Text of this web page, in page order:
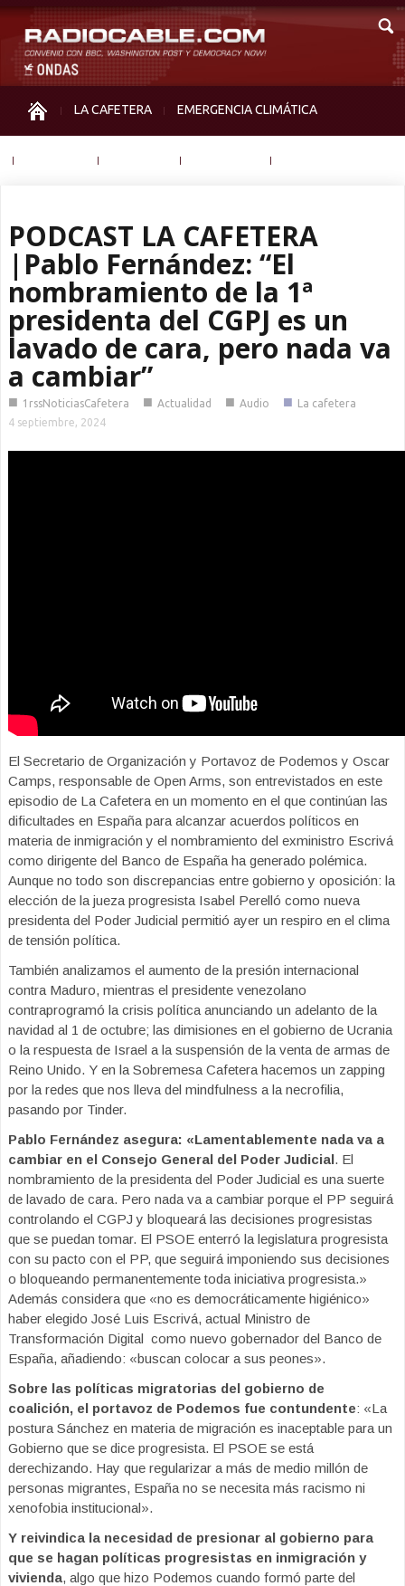
LA CAFETERA EMERGENCIA CLIMÁTICA
PODCAST LA CAFETERA
|Pablo Fernández: “El
nombramiento de la 1ª
presidenta del CGPJ es un
lavado de cara, pero nada va
a cambiar”
■ 1rssNoticiasCafetera ■ Actualidad ■ Audio ■ La cafetera
4 septiembre, 2024
El Secretario de Organización y Portavoz de Podemos y Oscar
Camps, responsable de Open Arms, son entrevistados en este
episodio de La Cafetera en un momento en el que continúan las
dificultades en España para alcanzar acuerdos políticos en
materia de inmigración y el nombramiento del exministro Escrivá
como dirigente del Banco de España ha generado polémica.
Aunque no todo son discrepancias entre gobierno y oposición: la
elección de la jueza progresista Isabel Perelló como nueva
presidenta del Poder Judicial permitió ayer un respiro en el clima
de tensión política.
También analizamos el aumento de la presión internacional
contra Maduro, mientras el presidente venezolano
contraprogramó la crisis política anunciando un adelanto de la
navidad al 1 de octubre; las dimisiones en el gobierno de Ucrania
o la respuesta de Israel a la suspensión de la venta de armas de
Reino Unido. Y en la Sobremesa Cafetera hacemos un zapping
por la redes que nos lleva del mindfulness a la necrofilia,
pasando por Tinder.
Pablo Fernández asegura: «Lamentablemente nada va a
cambiar en el Consejo General del Poder Judicial. El
nombramiento de la presidenta del Poder Judicial es una suerte
de lavado de cara. Pero nada va a cambiar porque el PP seguirá
controlando el CGPJ y bloqueará las decisiones progresistas
que se puedan tomar. El PSOE enterró la legislatura progresista
con su pacto con el PP, que seguirá imponiendo sus decisiones
o bloqueando permanentemente toda iniciativa progresista.»
Además considera que «no es democráticamente higiénico»
haber elegido José Luis Escrivá, actual Ministro de
Transformación Digital como nuevo gobernador del Banco de
España, añadiendo: «buscan colocar a sus peones».
Sobre las políticas migratorias del gobierno de
coalición, el portavoz de Podemos fue contundente: «La
postura Sánchez en materia de migración es inaceptable para un
Gobierno que se dice progresista. El PSOE se está
derechizando. Hay que regularizar a más de medio millón de
personas migrantes, España no se necesita más racismo ni
xenofobia institucional».
Y reivindica la necesidad de presionar al gobierno para
que se hagan políticas progresistas en inmigración y
vivienda, algo que hizo Podemos cuando formó parte del